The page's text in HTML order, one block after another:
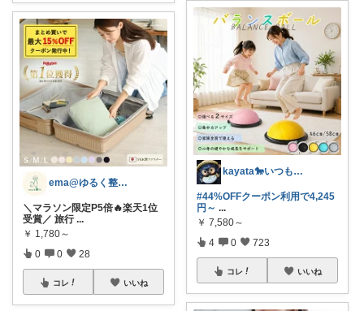
ema@ゆるく整う暮らし
＼マラソン限定P5倍🔥楽天1位
受賞／ 旅行 ...
￥ 1,780～
0 0 28
コレ いいね
kayata🐎いつもありがとう😊
#44%OFFクーポン利用で4,245
円～ ...
￥ 7,580～
4 0 723
コレ いいね